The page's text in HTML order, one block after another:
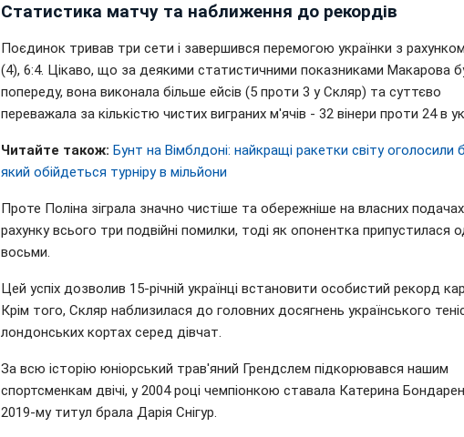
Статистика матчу та наближення до рекордів
Поєдинок тривав три сети і завершився перемогою українки з
(4), 6:4. Цікаво, що за деякими статистичними показниками Макарова
попереду, вона виконала більше ейсів (5 проти 3 у Скляр) та суттєво
переважала за кількістю чистих виграних м'ячів - 32 вінери проти 24 в
Читайте також: Бунт на Вімблдоні: найкращі ракетки світу оголосили
який обійдеться турніру в мільйони
Проте Поліна зіграла значно чистіше та обережніше на власних подачах:
рахунку всього три подвійні помилки, тоді як опонентка припустилася
восьми.
Цей успіх дозволив 15-річній українці встановити особистий рекорд
Крім того, Скляр наблизилася до головних досягнень українського
лондонських кортах серед дівчат.
За всю історію юніорський трав'яний Грендслем підкорювався нашим
спортсменкам двічі, у 2004 році чемпіонкою ставала Катерина
2019-му титул брала Дарія Снігур.